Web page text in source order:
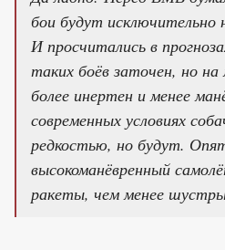
бои будут исключительно
И просчитались в
таких боёв заточен, но
более инертен и менее
современных условиях
редкостью, но будут.
высокоманёвренный
ракеты, чем менее